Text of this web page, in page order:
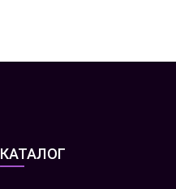
КАТАЛОГ